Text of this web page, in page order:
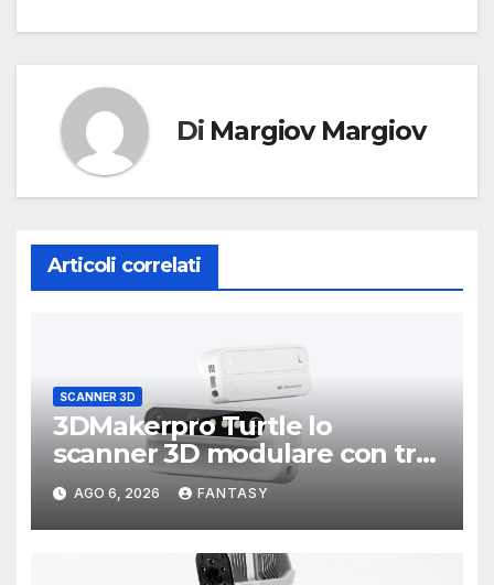
Di Margiov Margiov
Articoli correlati
SCANNER 3D
3DMakerpro Turtle lo
scanner 3D modulare con tre
testine intercambiabili
AGO 6, 2026 FANTASY